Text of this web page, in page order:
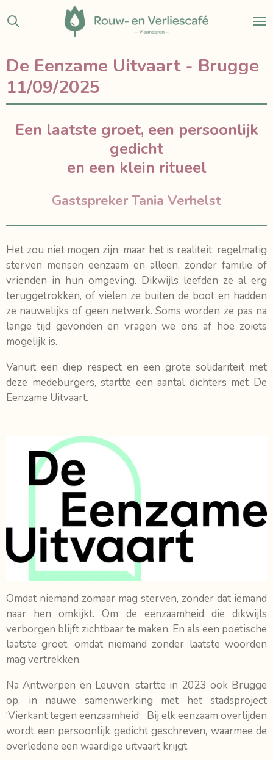
Ga
direct
de
hoofdinhoud
De Eenzame Uitvaart - Brugge
11/09/2025
Een laatste groet, een persoonlijk
gedicht
en een klein ritueel
Gastspreker Tania Verhelst
Het zou niet mogen zijn, maar het is realiteit: regelmatig
sterven mensen eenzaam en alleen, zonder familie of
vrienden in hun omgeving. Dikwijls leefden ze al erg
teruggetrokken, of vielen ze buiten de boot en hadden
ze nauwelijks of geen netwerk. Soms worden ze pas na
lange tijd gevonden en vragen we ons af hoe zoiets
mogelijk is.
Vanuit een diep respect en een grote solidariteit met
deze medeburgers, startte een aantal dichters met De
Eenzame Uitvaart.
Omdat niemand zomaar mag sterven, zonder dat iemand
naar hen omkijkt. Om de eenzaamheid die dikwijls
verborgen blijft zichtbaar te maken. En als een poëtische
laatste groet, omdat niemand zonder laatste woorden
mag vertrekken.
Na Antwerpen en Leuven, startte in 2023 ook Brugge
op, in nauwe samenwerking met het stadsproject
‘Vierkant tegen eenzaamheid’. Bij elk eenzaam overlijden
wordt een persoonlijk gedicht geschreven, waarmee de
overledene een waardige uitvaart krijgt.